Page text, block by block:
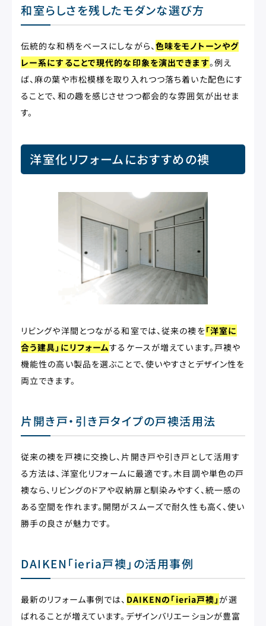
和室らしさを残したモダンな選び方
伝統的な和柄をベースにしながら、色味をモノトーンやグ
レー系にすることで現代的な印象を演出できます。例え
ば、麻の葉や市松模様を取り入れつつ落ち着いた配色にす
ることで、和の趣を感じさせつつ都会的な雰囲気が出せま
す。
洋室化リフォームにおすすめの襖
リビングや洋間とつながる和室では、従来の襖を「洋室に
合う建具」にリフォームするケースが増えています。戸襖や
機能性の高い製品を選ぶことで、使いやすさとデザイン性を
両立できます。
片開き戸・引き戸タイプの戸襖活用法
従来の襖を戸襖に交換し、片開き戸や引き戸として活用す
る方法は、洋室化リフォームに最適です。木目調や単色の戸
襖なら、リビングのドアや収納扉と馴染みやすく、統一感の
ある空間を作れます。開閉がスムーズで耐久性も高く、使い
勝手の良さが魅力です。
DAIKEN「ieria戸襖」の活用事例
最新のリフォーム事例では、 DAIKENの「ieria戸襖」 が選
ばれることが増えています。デザインバリエーションが豊富